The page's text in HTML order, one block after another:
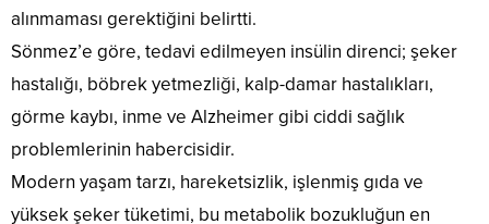
alınmaması gerektiğini belirtti.
Sönmez’e göre, tedavi edilmeyen insülin direnci; şeker
hastalığı, böbrek yetmezliği, kalp-damar hastalıkları,
görme kaybı, inme ve Alzheimer gibi ciddi sağlık
problemlerinin habercisidir.
Modern yaşam tarzı, hareketsizlik, işlenmiş gıda ve
yüksek şeker tüketimi, bu metabolik bozukluğun en